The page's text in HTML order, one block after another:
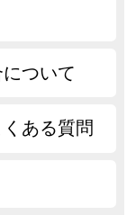
ついて
ある質問